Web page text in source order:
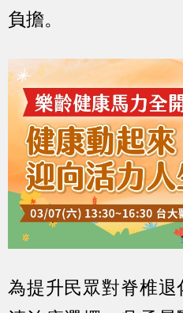
負擔。
為提升民眾對脊椎